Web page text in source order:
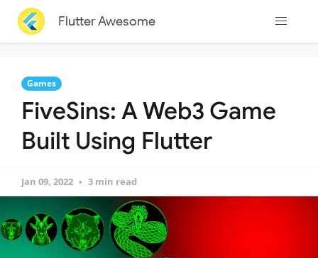
Flutter Awesome
Games
FiveSins: A Web3 Game
Built Using Flutter
Jan 09, 2022 3 min read